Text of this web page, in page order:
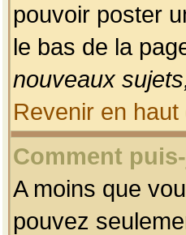
pouvoir poster
le bas de la
nouveaux
Revenir en haut
Comment
A moins que
pouvez